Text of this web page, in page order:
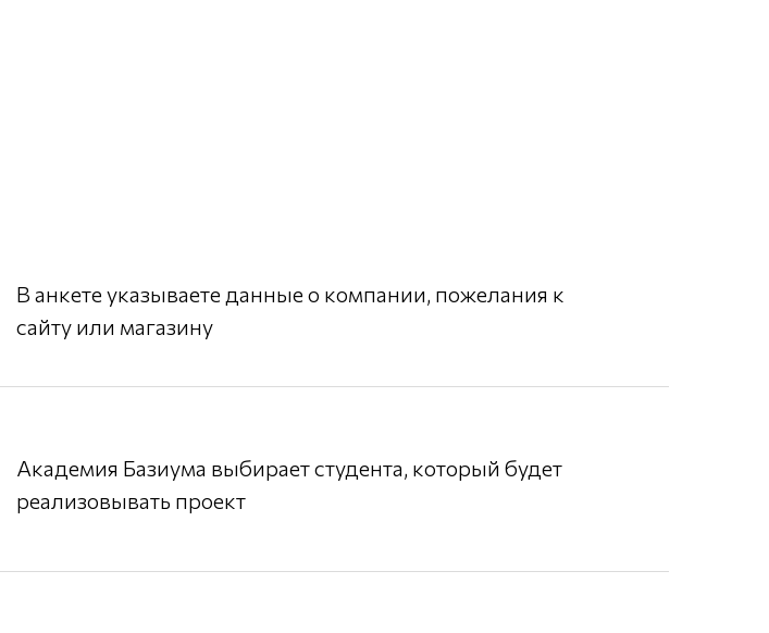
В анкете указываете данные о компании, пожелания к
сайту или магазину
Академия Базиума выбирает студента, который будет
реализовывать проект